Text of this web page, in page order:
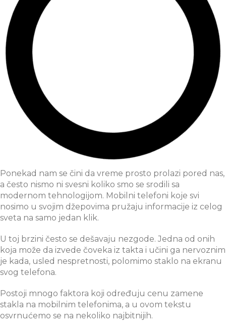
Ponekad nam se čini da vreme prosto prolazi pored nas,
a često nismo ni svesni koliko smo se srodili sa
modernom tehnologijom. Mobilni telefoni koje svi
nosimo u svojim džepovima pružaju informacije iz celog
sveta na samo jedan klik.
U toj brzini često se dešavaju nezgode. Jedna od onih
koja može da izvede čoveka iz takta i učini ga nervoznim
je kada, usled nespretnosti, polomimo staklo na ekranu
svog telefona.
Postoji mnogo faktora koji određuju cenu zamene
stakla na mobilnim telefonima, a u ovom tekstu
osvrnućemo se na nekoliko najbitnijih.